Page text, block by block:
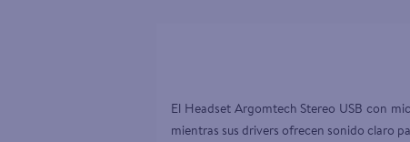
El Headset Argomtech Stereo USB con
mientras sus drivers ofrecen sonido claro